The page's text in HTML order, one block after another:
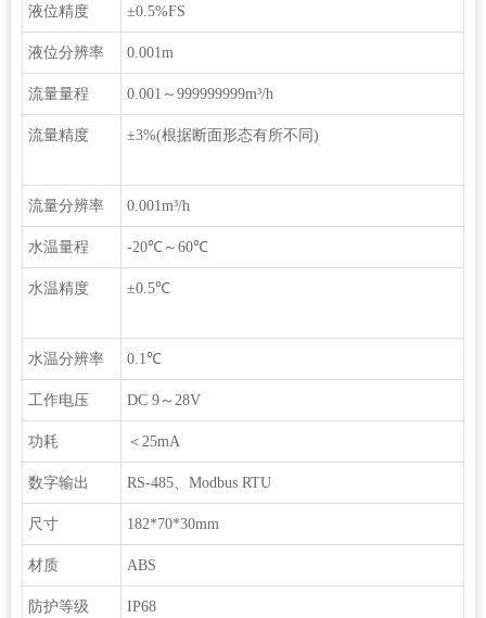
液位精度 ±0.5%FS
液位分辨率 0.001m
流量量程 0.001～999999999m³/h
流量精度 ±3%(根据断面形态有所不同)
流量分辨率 0.001m³/h
水温量程 -20℃～60℃
水温精度 ±0.5℃
水温分辨率 0.1℃
工作电压 DC 9～28V
功耗 ＜25mA
数字输出 RS-485、Modbus RTU
尺寸 182*70*30mm
材质 ABS
防护等级 IP68